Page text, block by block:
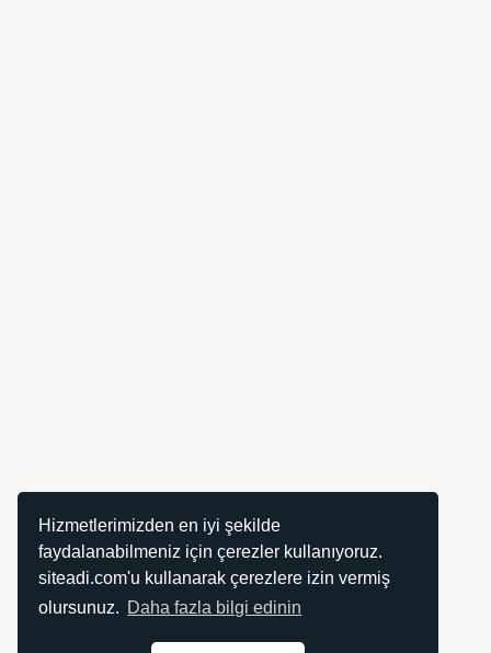
Hizmetlerimizden en iyi şekilde
faydalanabilmeniz için çerezler kullanıyoruz.
siteadi.com'u kullanarak çerezlere izin vermiş
olursunuz. Daha fazla bilgi edinin